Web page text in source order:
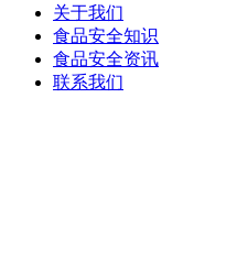
关于我们
食品安全知识
食品安全资讯
联系我们